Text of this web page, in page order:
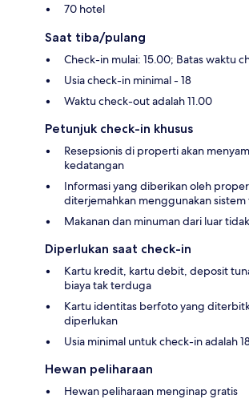
70 hotel
Saat tiba/pulang
Check-in mulai: 15.00; Batas waktu
Usia check-in minimal - 18
Waktu check-out adalah 11.00
Petunjuk check-in khusus
Resepsionis di properti akan
kedatangan
Informasi yang diberikan oleh
diterjemahkan menggunakan
Makanan dan minuman dari luar
Diperlukan saat check-in
Kartu kredit, kartu debit, deposit
biaya tak terduga
Kartu identitas berfoto yang
diperlukan
Usia minimal untuk check-in adalah
Hewan peliharaan
Hewan peliharaan menginap gratis